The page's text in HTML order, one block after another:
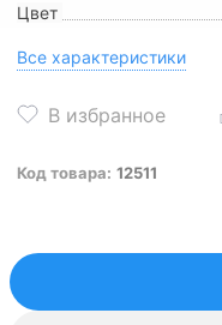
Цвет
Все характеристики
Код товара: 12511